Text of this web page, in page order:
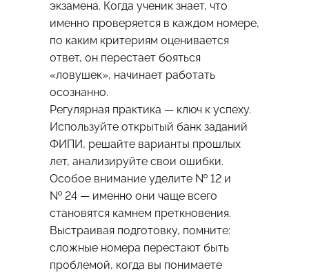
экзамена. Когда ученик знает, что
именно проверяется в каждом номере,
по каким критериям оценивается
ответ, он перестает бояться
«ловушек», начинает работать
осознанно.
Регулярная практика — ключ к успеху.
Используйте открытый банк заданий
ФИПИ, решайте варианты прошлых
лет, анализируйте свои ошибки.
Особое внимание уделите № 12 и
№ 24 — именно они чаще всего
становятся камнем преткновения.
Выстраивая подготовку, помните:
сложные номера перестают быть
проблемой, когда вы понимаете